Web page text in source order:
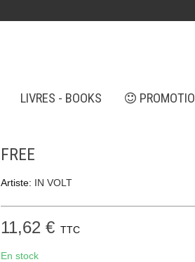
LIVRES - BOOKS
FREE
Artiste: IN VOLT
11,62 € TTC
En stock